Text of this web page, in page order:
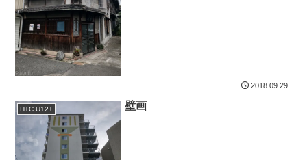
2018.09.29
HTC U12+ 壁画